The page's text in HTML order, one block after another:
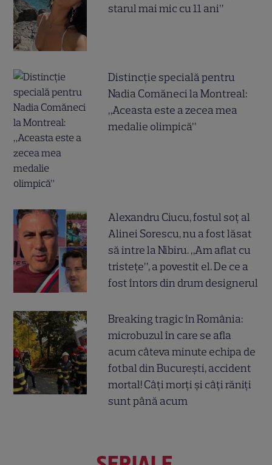
starul mai mic cu 11 ani”
Distincție specială pentru
Nadia Comăneci la Montreal:
„Aceasta este a zecea mea
medalie olimpică”
Alexandru Ciucu, fostul soț al
Alinei Sorescu, nu a fost lăsat
să intre la Nibiru. „Am aflat cu
tristețe”, a povestit el. De ce a
fost întors din drum designerul
Breaking tragic în România:
microbuzul în care se afla
acum câteva minute echipa de
fotbal din București, accident
mortal! Câți morți și câți răniți
sunt până acum